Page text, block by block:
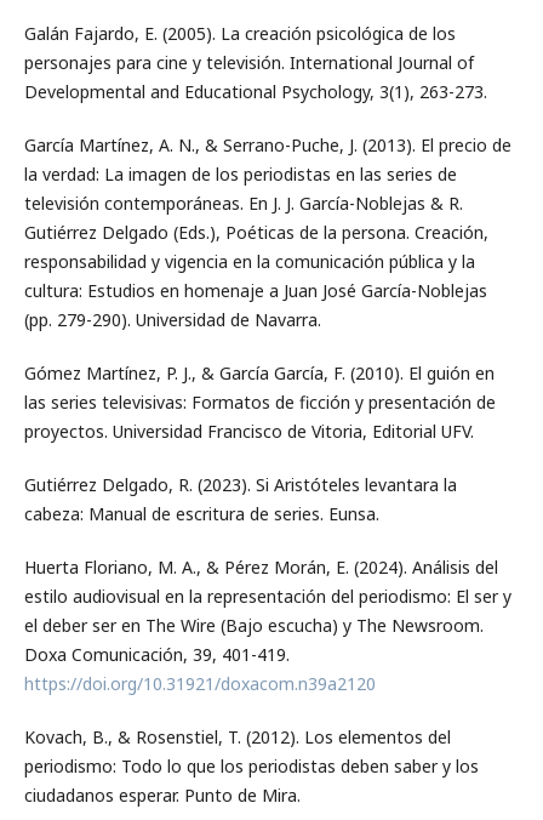
Galán Fajardo, E. (2005). La creación psicológica de los
personajes para cine y televisión. International Journal of
Developmental and Educational Psychology, 3(1), 263-273.
García Martínez, A. N., & Serrano-Puche, J. (2013). El precio de
la verdad: La imagen de los periodistas en las series de
televisión contemporáneas. En J. J. García-Noblejas & R.
Gutiérrez Delgado (Eds.), Poéticas de la persona. Creación,
responsabilidad y vigencia en la comunicación pública y la
cultura: Estudios en homenaje a Juan José García-Noblejas
(pp. 279-290). Universidad de Navarra.
Gómez Martínez, P. J., & García García, F. (2010). El guión en
las series televisivas: Formatos de ficción y presentación de
proyectos. Universidad Francisco de Vitoria, Editorial UFV.
Gutiérrez Delgado, R. (2023). Si Aristóteles levantara la
cabeza: Manual de escritura de series. Eunsa.
Huerta Floriano, M. A., & Pérez Morán, E. (2024). Análisis del
estilo audiovisual en la representación del periodismo: El ser y
el deber ser en The Wire (Bajo escucha) y The Newsroom.
Doxa Comunicación, 39, 401-419.
https://doi.org/10.31921/doxacom.n39a2120
Kovach, B., & Rosenstiel, T. (2012). Los elementos del
periodismo: Todo lo que los periodistas deben saber y los
ciudadanos esperar. Punto de Mira.